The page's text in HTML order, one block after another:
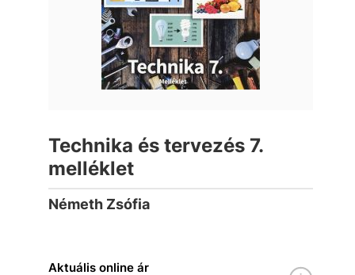
Technika és tervezés 7.
melléklet
Németh Zsófia
Aktuális online ár